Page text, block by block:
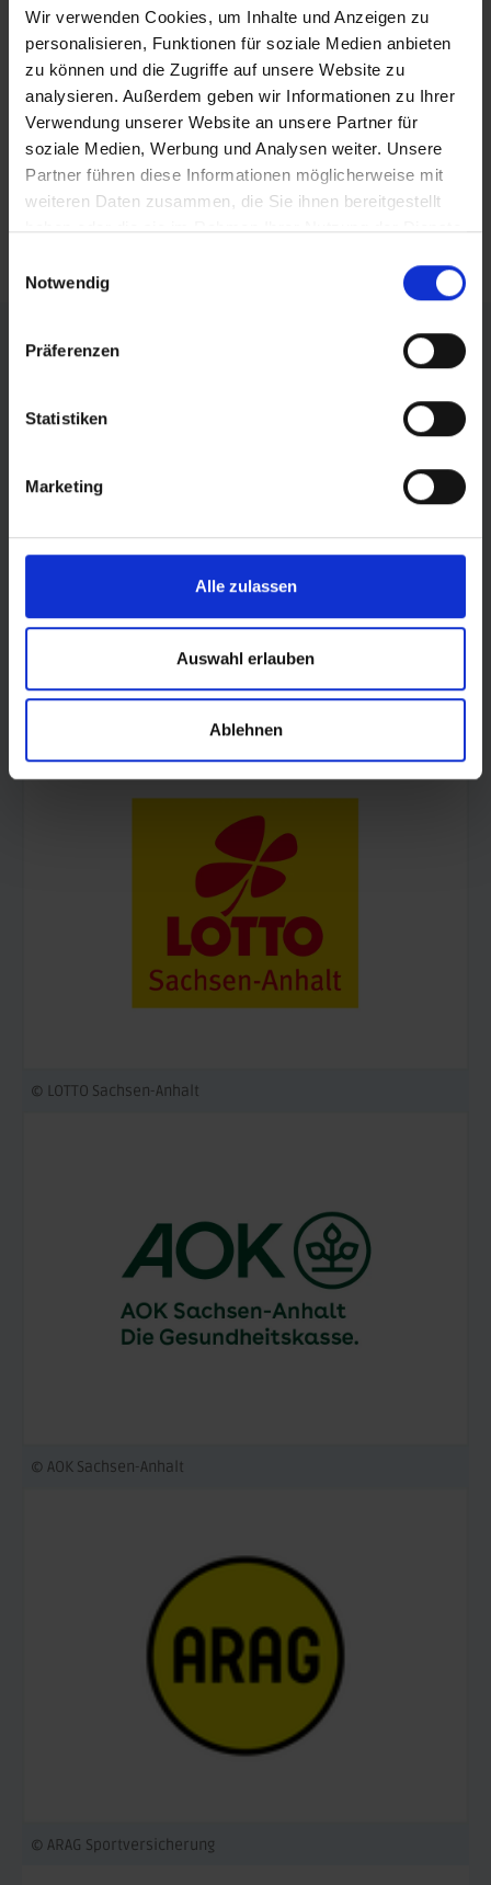
Wir verwenden Cookies, um Inhalte und Anzeigen zu
personalisieren, Funktionen für soziale Medien anbieten
zu können und die Zugriffe auf unsere Website zu
analysieren. Außerdem geben wir Informationen zu Ihrer
Verwendung unserer Website an unsere Partner für
soziale Medien, Werbung und Analysen weiter. Unsere
Partner führen diese Informationen möglicherweise mit
weiteren Daten zusammen, die Sie ihnen bereitgestellt
haben oder die sie im Rahmen Ihrer Nutzung der Dienste
Notwendig
Präferenzen
Statistiken
Marketing
Alle zulassen
Auswahl erlauben
Ablehnen
teilen
posten
teilen
mail
FÖRDERER DES SPORTS IN SACHSEN-ANHALT
© LOTTO Sachsen-Anhalt
© AOK Sachsen-Anhalt
© ARAG Sportversicherung